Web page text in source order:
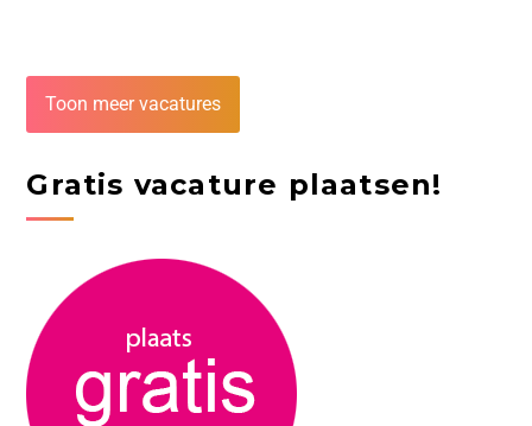
Toon meer vacatures
Gratis vacature plaatsen!